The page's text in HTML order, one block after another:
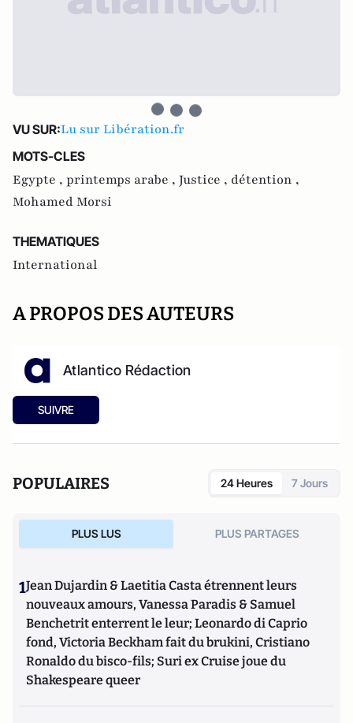
VU SUR:Lu sur Libération.fr
MOTS-CLES
Egypte , printemps arabe , Justice , détention ,
Mohamed Morsi
THEMATIQUES
International
A PROPOS DES AUTEURS
Atlantico Rédaction
SUIVRE
POPULAIRES 24 Heures 7 Jours
PLUS LUS PLUS PARTAGES
1Jean Dujardin & Laetitia Casta étrennent leurs
nouveaux amours, Vanessa Paradis & Samuel
Benchetrit enterrent le leur; Leonardo di Caprio
fond, Victoria Beckham fait du brukini, Cristiano
Ronaldo du bisco-fils; Suri ex Cruise joue du
Shakespeare queer